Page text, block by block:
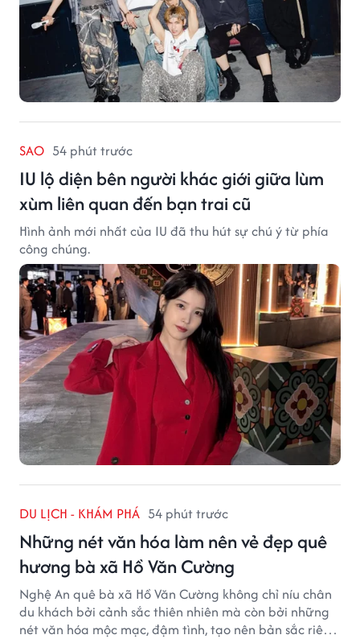
SAO 54 phút trước
IU lộ diện bên người khác giới giữa lùm
xùm liên quan đến bạn trai cũ
Hình ảnh mới nhất của IU đã thu hút sự chú ý từ phía
công chúng.
DU LỊCH - KHÁM PHÁ 54 phút trước
Những nét văn hóa làm nên vẻ đẹp quê
hương bà xã Hồ Văn Cường
Nghệ An quê bà xã Hồ Văn Cường không chỉ níu chân
du khách bởi cảnh sắc thiên nhiên mà còn bởi những
nét văn hóa mộc mạc, đậm tình, tạo nên bản sắc riêng